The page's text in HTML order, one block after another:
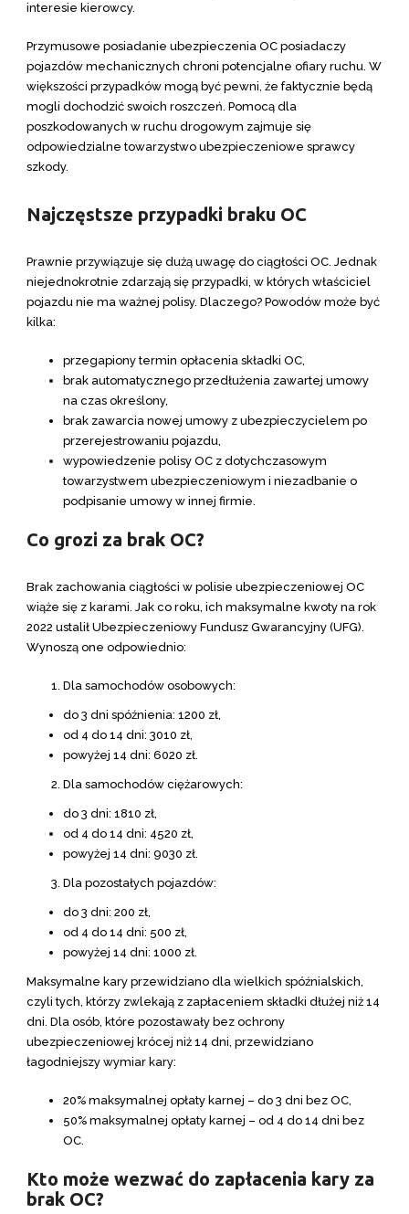
interesie kierowcy.
Przymusowe posiadanie ubezpieczenia OC posiadaczy
pojazdów mechanicznych chroni potencjalne ofiary ruchu. W
większości przypadków mogą być pewni, że faktycznie będą
mogli dochodzić swoich roszczeń. Pomocą dla
poszkodowanych w ruchu drogowym zajmuje się
odpowiedzialne towarzystwo ubezpieczeniowe sprawcy
szkody.
Najczęstsze przypadki braku OC
Prawnie przywiązuje się dużą uwagę do ciągłości OC. Jednak
niejednokrotnie zdarzają się przypadki, w których właściciel
pojazdu nie ma ważnej polisy. Dlaczego? Powodów może być
kilka:
przegapiony termin opłacenia składki OC,
brak automatycznego przedłużenia zawartej umowy
na czas określony,
brak zawarcia nowej umowy z ubezpieczycielem po
przerejestrowaniu pojazdu,
wypowiedzenie polisy OC z dotychczasowym
towarzystwem ubezpieczeniowym i niezadbanie o
podpisanie umowy w innej firmie.
Co grozi za brak OC?
Brak zachowania ciągłości w polisie ubezpieczeniowej OC
wiąże się z karami. Jak co roku, ich maksymalne kwoty na rok
2022 ustalił Ubezpieczeniowy Fundusz Gwarancyjny (UFG).
Wynoszą one odpowiednio:
Dla samochodów osobowych:
do 3 dni spóźnienia: 1200 zł,
od 4 do 14 dni: 3010 zł,
powyżej 14 dni: 6020 zł.
Dla samochodów ciężarowych:
do 3 dni: 1810 zł,
od 4 do 14 dni: 4520 zł,
powyżej 14 dni: 9030 zł.
Dla pozostałych pojazdów:
do 3 dni: 200 zł,
od 4 do 14 dni: 500 zł,
powyżej 14 dni: 1000 zł.
Maksymalne kary przewidziano dla wielkich spóźnialskich,
czyli tych, którzy zwlekają z zapłaceniem składki dłużej niż 14
dni. Dla osób, które pozostawały bez ochrony
ubezpieczeniowej krócej niż 14 dni, przewidziano
łagodniejszy wymiar kary:
20% maksymalnej opłaty karnej – do 3 dni bez OC,
50% maksymalnej opłaty karnej – od 4 do 14 dni bez
OC.
Kto może wezwać do zapłacenia kary za
brak OC?